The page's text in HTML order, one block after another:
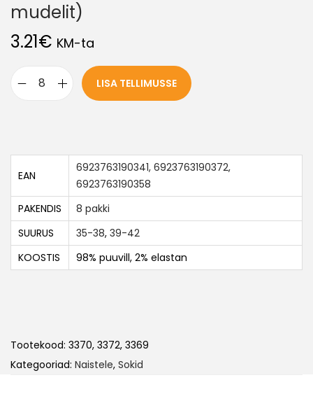
mudelit)
3.21€ KM-ta
LISA TELLIMUSSE
EAN
6923763190341, 6923763190372,
6923763190358
PAKENDIS
8 pakki
SUURUS
35-38, 39-42
KOOSTIS
98% puuvill, 2% elastan
Tootekood: 3370, 3372, 3369
Kategooriad: Naistele, Sokid